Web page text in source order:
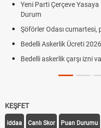
Yeni Parti Çerçeve Yasaya
Durum
Şöförler Odası cumartesi,
Bedelli Askerlik Ücreti
Bedelli askerlik çarşı izni
KEŞFET
iddaa Canlı Skor Puan Durumu